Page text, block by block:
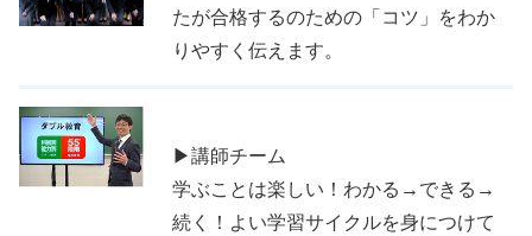
たが合格するのための「コツ」をわか
りやすく伝えます。
▶講師チーム
学ぶことは楽しい！わかる→できる→
続く！よい学習サイクルを身につけて